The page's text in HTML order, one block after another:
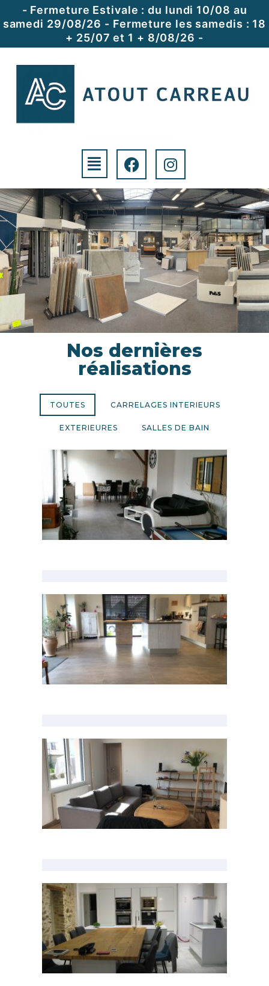
- Fermeture Estivale : du lundi 10/08 au
samedi 29/08/26 - Fermeture les samedis : 18
+ 25/07 et 1 + 8/08/26 -
Nos dernières
réalisations
TOUTES CARRELAGES INTERIEURS
EXTERIEURES SALLES DE BAIN